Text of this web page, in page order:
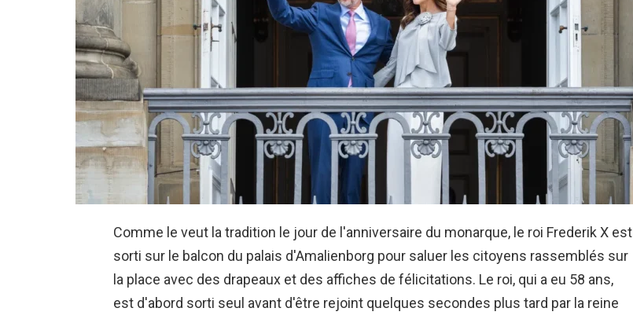
Comme le veut la tradition le jour de l'anniversaire du monarque, le roi Frederik X est
sorti sur le balcon du palais d'Amalienborg pour saluer les citoyens rassemblés sur
la place avec des drapeaux et des affiches de félicitations. Le roi, qui a eu 58 ans,
est d'abord sorti seul avant d'être rejoint quelques secondes plus tard par la reine